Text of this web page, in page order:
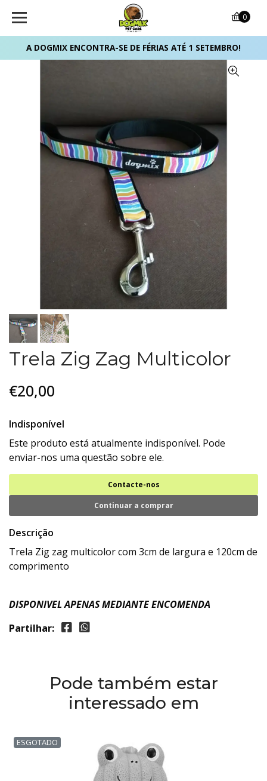
A DOGMIX ENCONTRA-SE DE FÉRIAS ATÉ 1 SETEMBRO!
0
Trela Zig Zag Multicolor
€20,00
Indisponível
Este produto está atualmente indisponível. Pode
enviar-nos uma questão sobre ele.
Contacte-nos
Continuar a comprar
Descrição
Trela Zig zag multicolor com 3cm de largura e 120cm de
comprimento
DISPONIVEL APENAS MEDIANTE ENCOMENDA
Partilhar:
Pode também estar
interessado em
ESGOTADO